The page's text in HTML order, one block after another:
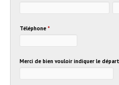
Téléphone *
Merci de bien vouloir indiquer le